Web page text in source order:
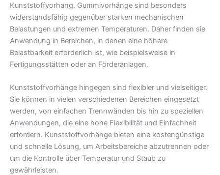
Kunststoffvorhang. Gummivorhänge sind besonders
widerstandsfähig gegenüber starken mechanischen
Belastungen und extremen Temperaturen. Daher finden sie
Anwendung in Bereichen, in denen eine höhere
Belastbarkeit erforderlich ist, wie beispielsweise in
Fertigungsstätten oder an Förderanlagen.
Kunststoffvorhänge hingegen sind flexibler und vielseitiger.
Sie können in vielen verschiedenen Bereichen eingesetzt
werden, von einfachen Trennwänden bis hin zu speziellen
Anwendungen, die eine hohe Flexibilität und Einfachheit
erfordern. Kunststoffvorhänge bieten eine kostengünstige
und schnelle Lösung, um Arbeitsbereiche abzutrennen oder
um die Kontrolle über Temperatur und Staub zu
gewährleisten.